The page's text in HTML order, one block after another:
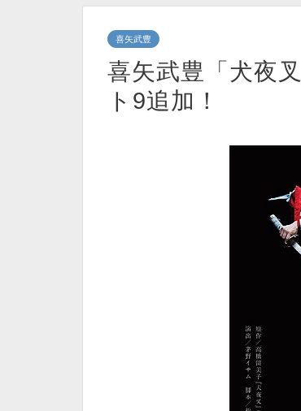
喜矢武豊
喜矢武豊「犬夜
ト9追加！